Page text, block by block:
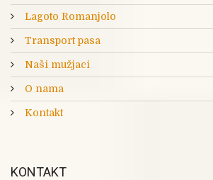
Lagoto Romanjolo
Transport pasa
Naši mužjaci
O nama
Kontakt
KONTAKT